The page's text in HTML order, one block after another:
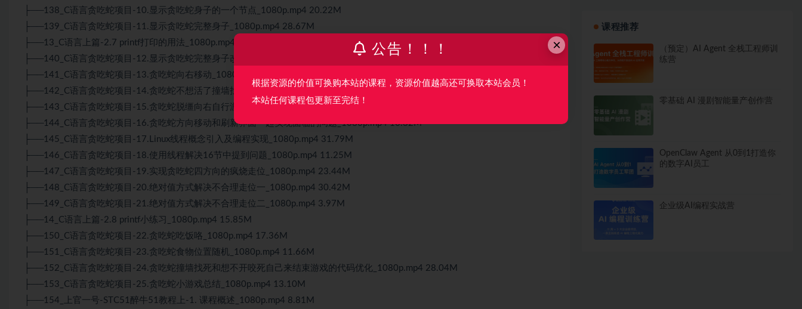
├──138_C语言贪吃蛇项目-10.显示贪吃蛇身子的一个节点_1080p.mp4 20.22M
├──139_C语言贪吃蛇项目-11.显示贪吃蛇完整身子_1080p.mp4 28.67M
├──13_C语言上篇-2.7 printf打印的用法_1080p.mp4 73.16M
├──140_C语言贪吃蛇项目-12.显示贪吃蛇完整身子改进_1080p.mp4 30.69M
├──141_C语言贪吃蛇项目-13.贪吃蛇向右移动_1080p.mp4 37.18M
├──142_C语言贪吃蛇项目-14.贪吃蛇不想活了撞墙找死_1080p.mp4 20.60M
├──143_C语言贪吃蛇项目-15.贪吃蛇脱缰向右自行游走_1080p.mp4 8.58M
├──144_C语言贪吃蛇项目-16.贪吃蛇方向移动和刷新界面一起实现面临的问题_1080p.mp4 10.32M
├──145_C语言贪吃蛇项目-17.Linux线程概念引入及编程实现_1080p.mp4 31.79M
├──146_C语言贪吃蛇项目-18.使用线程解决16节中提到问题_1080p.mp4 11.25M
├──147_C语言贪吃蛇项目-19.实现贪吃蛇四方向的疯烧走位_1080p.mp4 23.44M
├──148_C语言贪吃蛇项目-20.绝对值方式解决不合理走位一_1080p.mp4 30.42M
├──149_C语言贪吃蛇项目-21.绝对值方式解决不合理走位二_1080p.mp4 3.97M
├──14_C语言上篇-2.8 printf小练习_1080p.mp4 15.85M
├──150_C语言贪吃蛇项目-22.贪吃蛇吃饭咯_1080p.mp4 17.36M
├──151_C语言贪吃蛇项目-23.贪吃蛇食物位置随机_1080p.mp4 11.66M
├──152_C语言贪吃蛇项目-24.贪吃蛇撞墙找死和想不开咬死自己来结束游戏的代码优化_1080p.mp4 28.04M
├──153_C语言贪吃蛇项目-25.贪吃蛇小游戏总结_1080p.mp4 13.10M
├──154_上官一号-STC51醉牛51教程上-1. 课程概述_1080p.mp4 8.81M
课程推荐
（预定）AI Agent 全栈工程师训
练营
零基础 AI 漫剧智能量产创作营
OpenClaw Agent 从0到1打造你
的数字AI员工
企业级AI编程实战营
×
公告！！！
根据资源的价值可换购本站的课程，资源价值越高还可换取本站会员！
本站任何课程包更新至完结！